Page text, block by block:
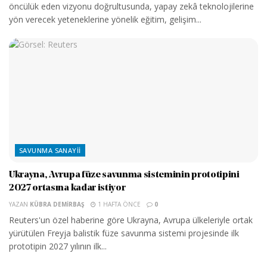
öncülük eden vizyonu doğrultusunda, yapay zekâ teknolojilerine
yön verecek yeteneklerine yönelik eğitim, gelişim...
SAVUNMA SANAYII
Ukrayna, Avrupa füze savunma sisteminin prototipini
2027 ortasına kadar istiyor
YAZAN KÜBRA DEMIRBAŞ 1 HAFTA ÖNCE 0
Reuters'un özel haberine göre Ukrayna, Avrupa ülkeleriyle ortak
yürütülen Freyja balistik füze savunma sistemi projesinde ilk
prototipin 2027 yılının ilk...